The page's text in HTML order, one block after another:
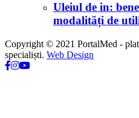
Uleiul de in:
modalități de
Copyright © 2021 PortalMed -
specialiști. Web Design